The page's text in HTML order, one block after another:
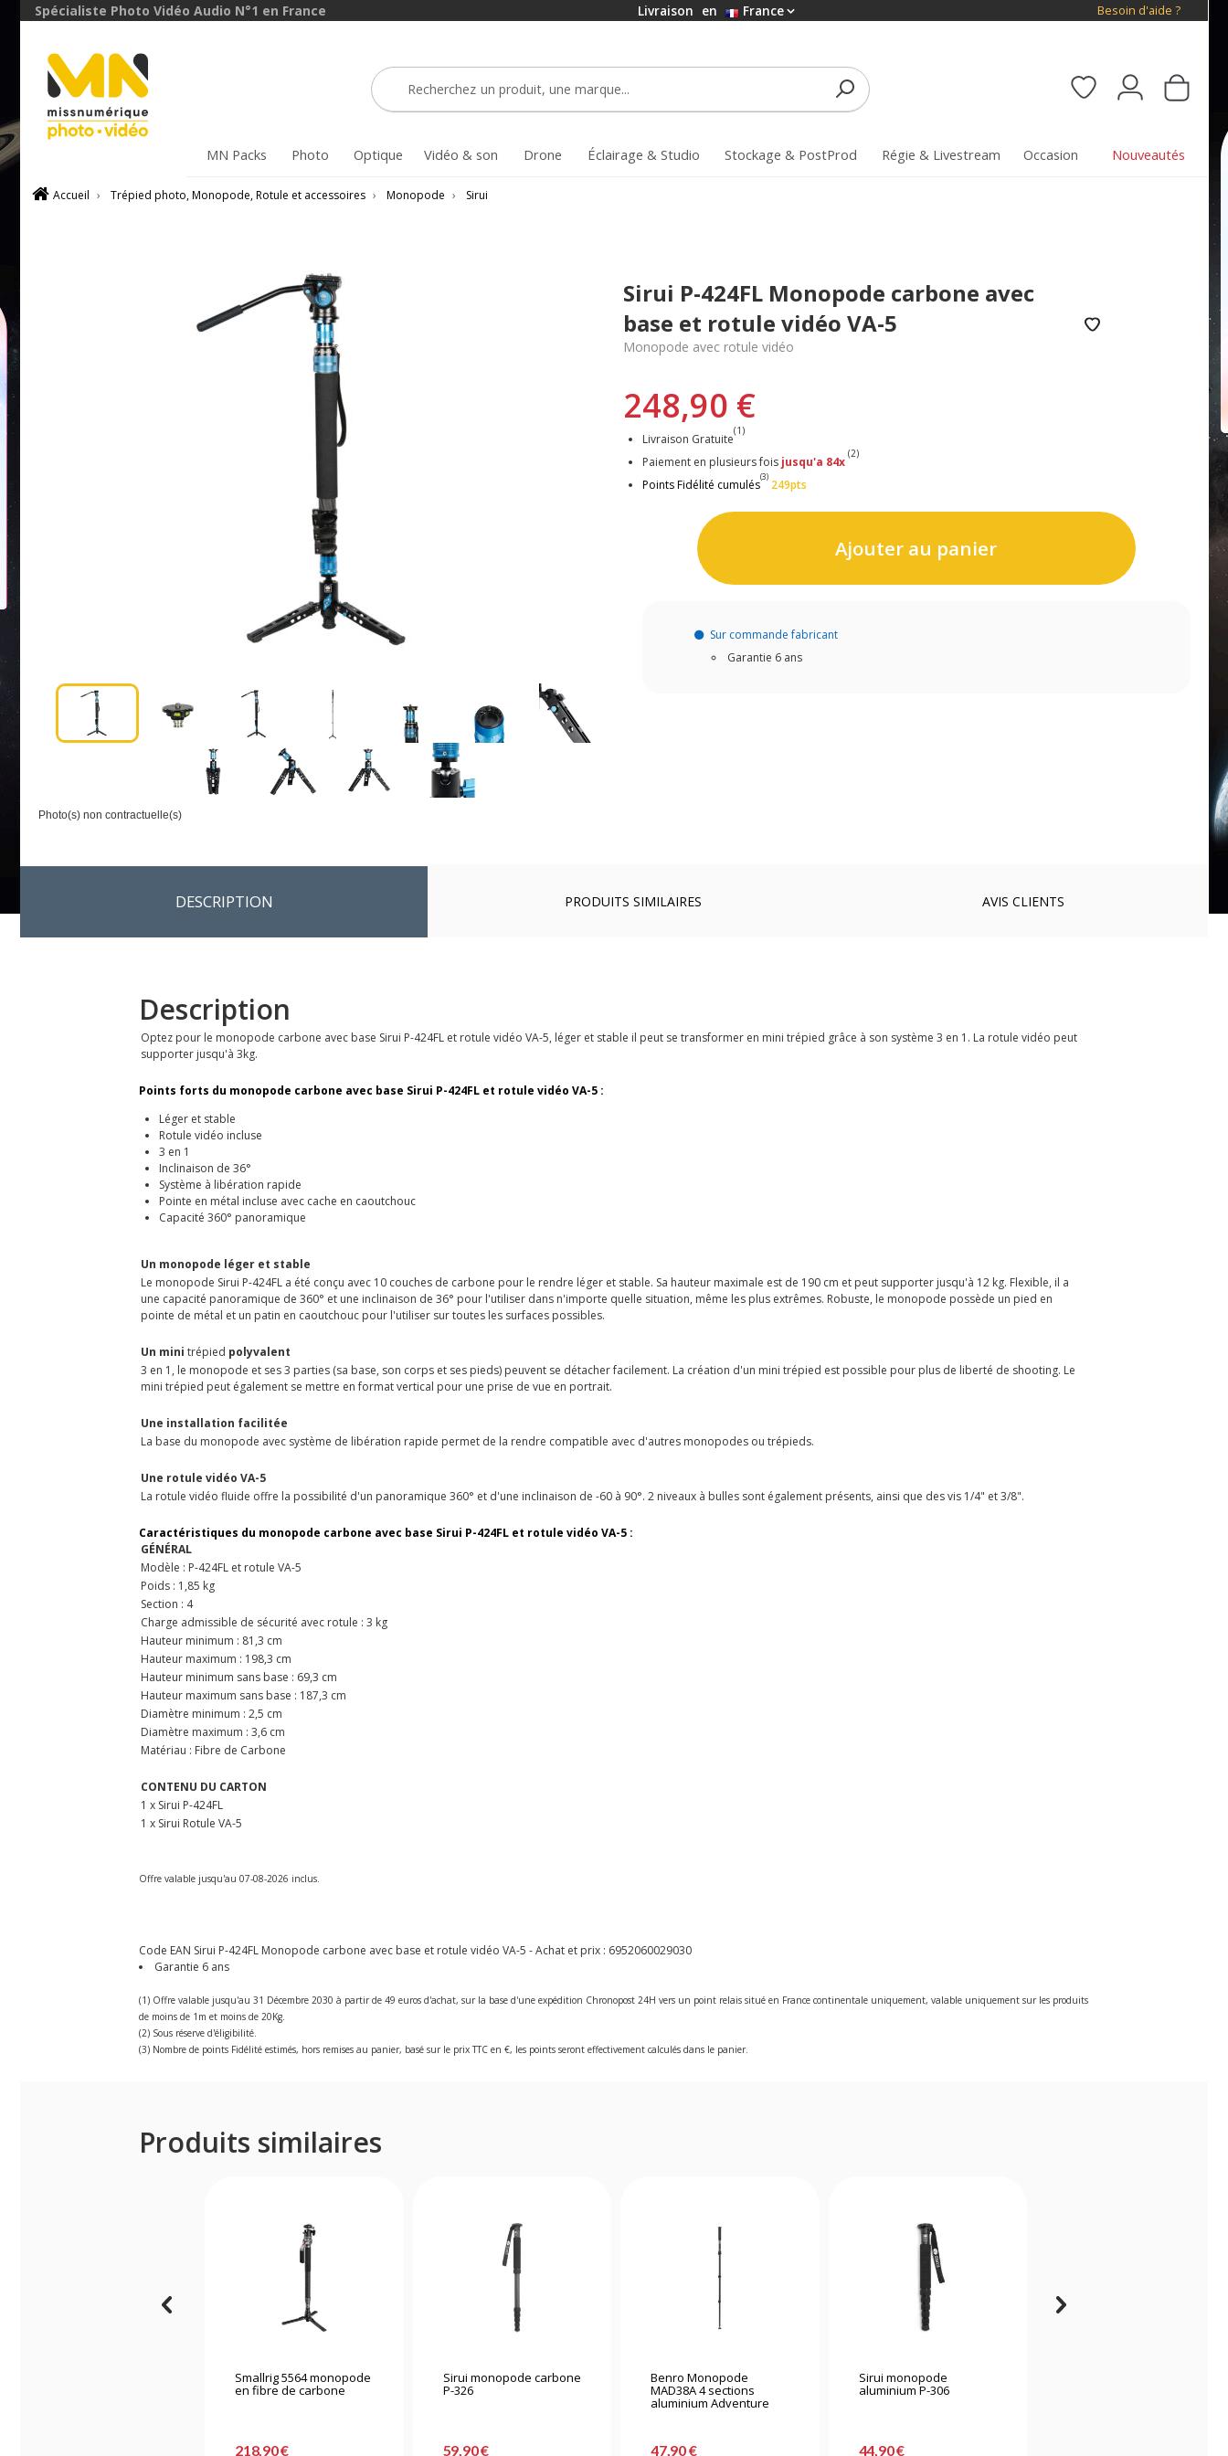
Spécialiste Photo Vidéo Audio N°1 en France Livraison en France Besoin d'aide ?
MN Packs Photo Optique Vidéo & son Drone Éclairage & Studio Stockage & PostProd Régie & Livestream Occasion Nouveautés
Accueil › Trépied photo, Monopode, Rotule et accessoires › Monopode › Sirui
Photo(s) non contractuelle(s)
Sirui P-424FL Monopode carbone avec
base et rotule vidéo VA-5
Monopode avec rotule vidéo
248,90 €
Livraison Gratuite
(1)
Paiement en plusieurs fois jusqu'a 84x
(2)
Points Fidélité cumulés
(3)
249pts
Ajouter au panier
Sur commande fabricant
Garantie 6 ans
DESCRIPTION PRODUITS SIMILAIRES AVIS CLIENTS
Description
Optez pour le monopode carbone avec base Sirui P-424FL et rotule vidéo VA-5, léger et stable il peut se transformer en mini trépied grâce à son système 3 en 1. La rotule vidéo peut
supporter jusqu'à 3kg.
Points forts du monopode carbone avec base Sirui P-424FL et rotule vidéo VA-5 :
Léger et stable
Rotule vidéo incluse
3 en 1
Inclinaison de 36°
Système à libération rapide
Pointe en métal incluse avec cache en caoutchouc
Capacité 360° panoramique
Un monopode léger et stable
Le monopode Sirui P-424FL a été conçu avec 10 couches de carbone pour le rendre léger et stable. Sa hauteur maximale est de 190 cm et peut supporter jusqu'à 12 kg. Flexible, il a
une capacité panoramique de 360° et une inclinaison de 36° pour l'utiliser dans n'importe quelle situation, même les plus extrêmes. Robuste, le monopode possède un pied en
pointe de métal et un patin en caoutchouc pour l'utiliser sur toutes les surfaces possibles.
Un mini trépied polyvalent
3 en 1, le monopode et ses 3 parties (sa base, son corps et ses pieds) peuvent se détacher facilement. La création d'un mini trépied est possible pour plus de liberté de shooting. Le
mini trépied peut également se mettre en format vertical pour une prise de vue en portrait.
Une installation facilitée
La base du monopode avec système de libération rapide permet de la rendre compatible avec d'autres monopodes ou trépieds.
Une rotule vidéo VA-5
La rotule vidéo fluide offre la possibilité d'un panoramique 360° et d'une inclinaison de -60 à 90°. 2 niveaux à bulles sont également présents, ainsi que des vis 1/4" et 3/8".
Caractéristiques du monopode carbone avec base Sirui P-424FL et rotule vidéo VA-5 :
GÉNÉRAL
Modèle : P-424FL et rotule VA-5
Poids : 1,85 kg
Section : 4
Charge admissible de sécurité avec rotule : 3 kg
Hauteur minimum : 81,3 cm
Hauteur maximum : 198,3 cm
Hauteur minimum sans base : 69,3 cm
Hauteur maximum sans base : 187,3 cm
Diamètre minimum : 2,5 cm
Diamètre maximum : 3,6 cm
Matériau : Fibre de Carbone
CONTENU DU CARTON
1 x Sirui P-424FL
1 x Sirui Rotule VA-5
Offre valable jusqu'au 07-08-2026 inclus.
Code EAN Sirui P-424FL Monopode carbone avec base et rotule vidéo VA-5 - Achat et prix : 6952060029030
Garantie 6 ans
(1) Offre valable jusqu'au 31 Décembre 2030 à partir de 49 euros d'achat, sur la base d'une expédition Chronopost 24H vers un point relais situé en France continentale uniquement, valable uniquement sur les produits
de moins de 1m et moins de 20Kg.
(2) Sous réserve d'éligibilité.
(3) Nombre de points Fidélité estimés, hors remises au panier, basé sur le prix TTC en €, les points seront effectivement calculés dans le panier.
Produits similaires
Smallrig 5564 monopode
en fibre de carbone
218,90 €
Sirui monopode carbone
P-326
59,90 €
Benro Monopode
MAD38A 4 sections
aluminium Adventure
47,90 €
Sirui monopode
aluminium P-306
44,90 €